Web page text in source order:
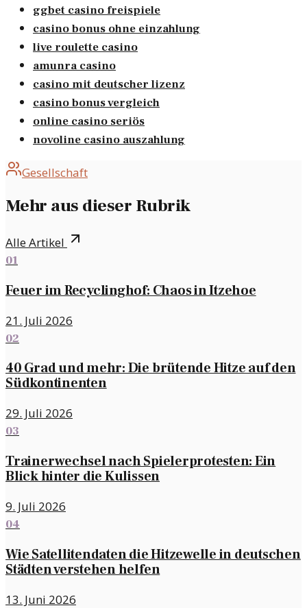
ggbet casino freispiele
casino bonus ohne einzahlung
live roulette casino
amunra casino
casino mit deutscher lizenz
casino bonus vergleich
online casino seriös
novoline casino auszahlung
Gesellschaft
Mehr aus dieser Rubrik
Alle Artikel
01
Feuer im Recyclinghof: Chaos in Itzehoe
21. Juli 2026
02
40 Grad und mehr: Die brütende Hitze auf den
Südkontinenten
29. Juli 2026
03
Trainerwechsel nach Spielerprotesten: Ein
Blick hinter die Kulissen
9. Juli 2026
04
Wie Satellitendaten die Hitzewelle in deutschen
Städten verstehen helfen
13. Juni 2026